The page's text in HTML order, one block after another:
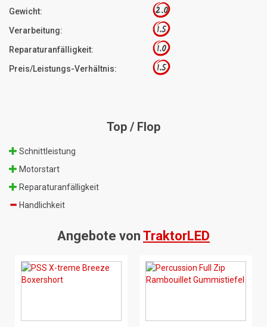
Gewicht: 2.0
Verarbeitung: 1.5
Reparaturanfälligkeit: 1.0
Preis/Leistungs-Verhältnis: 1.5
Top / Flop
Schnittleistung
Motorstart
Reparaturanfälligkeit
Handlichkeit
Angebote von TraktorLED